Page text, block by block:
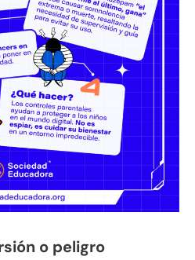
o peligro